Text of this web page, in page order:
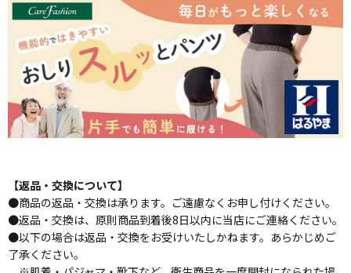
【返品・交換について】
●商品の返品・交換は承ります。ご遠慮なくお申し付けください。
●返品・交換は、原則商品到着後8日以内に当店にご連絡ください。
●以下の場合は返品・交換をお受けいたしかねます。あらかじめご
了承ください。